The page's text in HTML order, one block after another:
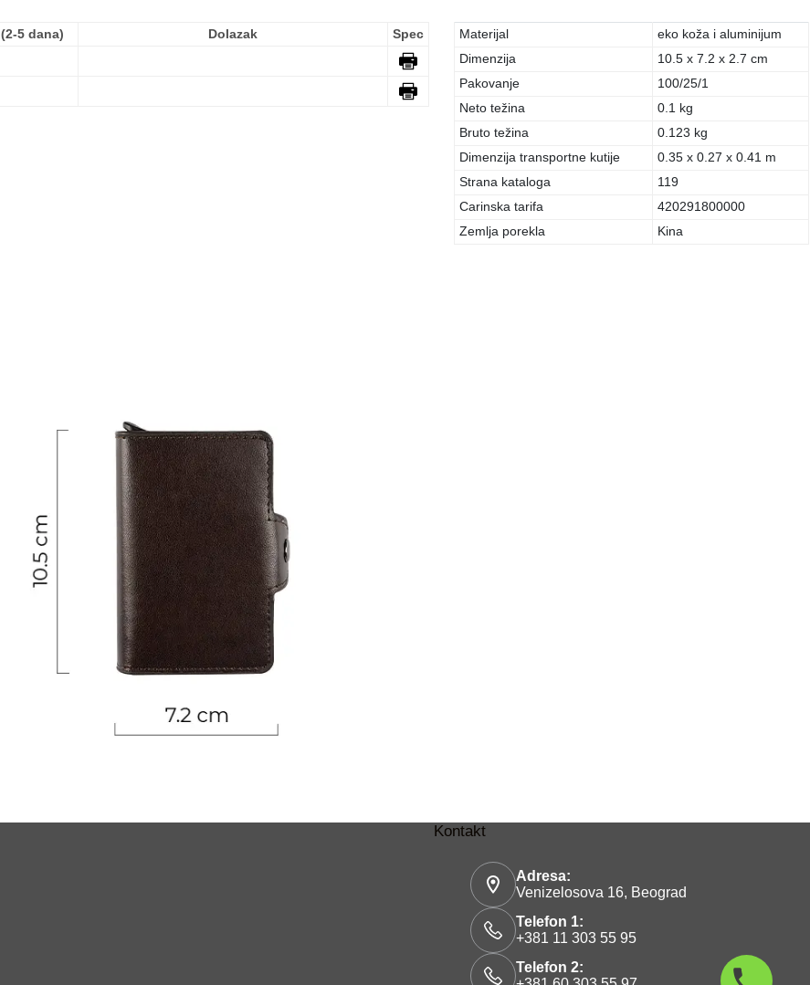
(2-5 dana) Dolazak
Spec
Materijal
eko koža i aluminijum
Dimenzija
10.5 x 7.2 x 2.7 cm
Pakovanje
100/25/1
Neto težina
0.1 kg
Bruto težina
0.123 kg
Dimenzija transportne kutije
0.35 x 0.27 x 0.41 m
Strana kataloga
119
Carinska tarifa
420291800000
Zemlja porekla
Kina
Kontakt
Adresa:
Venizelosova 16, Beograd
Telefon 1:
+381 11 303 55 95
Telefon 2: